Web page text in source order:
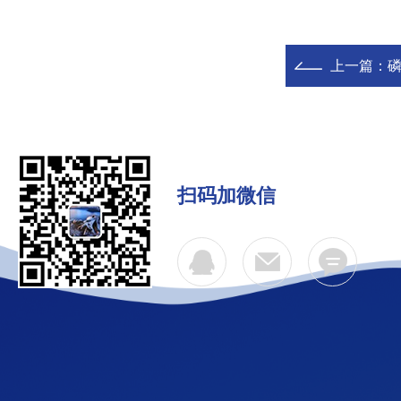
上一篇：
扫码加微信